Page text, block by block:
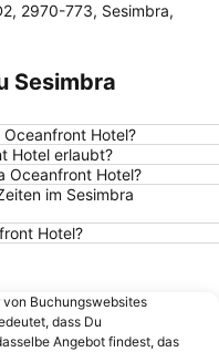
Arena
Beach
do Comércio
Miguel
Metro Station
do Sodré Metro Station
Metro Station
2970-773, Sesimbra,
Sesimbra
Hotel?
Hotel erlaubt?
Oceanfront Hotel?
im Sesimbra
Hotel?
von Buchungswebsites
dass Du
Angebot findest, das